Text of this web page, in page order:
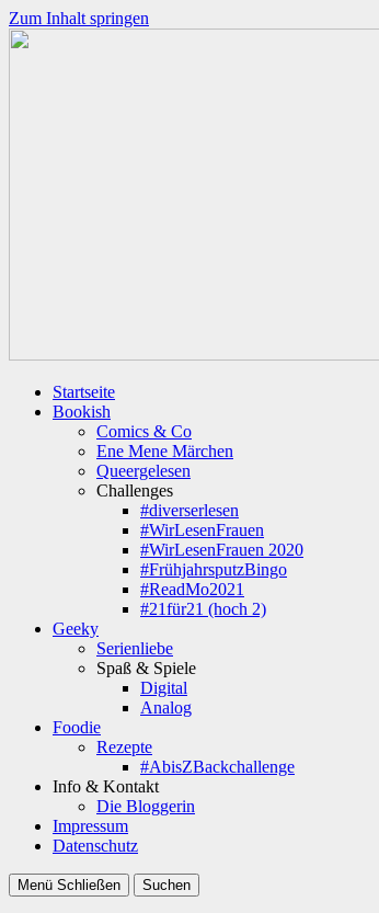
Zum Inhalt springen
Startseite
Bookish
Comics & Co
Ene Mene Märchen
Queergelesen
Challenges
#diverserlesen
#WirLesenFrauen
#WirLesenFrauen 2020
#FrühjahrsputzBingo
#ReadMo2021
#21für21 (hoch 2)
Geeky
Serienliebe
Spaß & Spiele
Digital
Analog
Foodie
Rezepte
#AbisZBackchallenge
Info & Kontakt
Die Bloggerin
Impressum
Datenschutz
Menü Schließen Suchen